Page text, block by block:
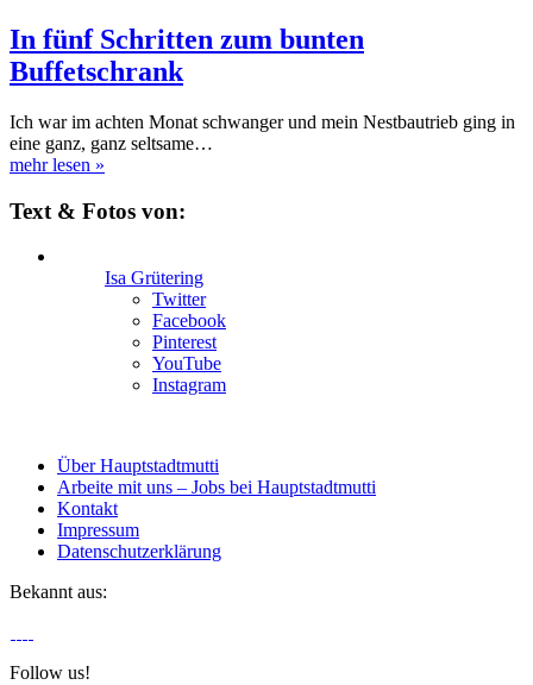
In fünf Schritten zum bunten
Buffetschrank
Ich war im achten Monat schwanger und mein Nestbautrieb ging in
eine ganz, ganz seltsame…
mehr lesen »
Text & Fotos von:
Isa Grütering
Twitter
Facebook
Pinterest
YouTube
Instagram
Über Hauptstadtmutti
Arbeite mit uns – Jobs bei Hauptstadtmutti
Kontakt
Impressum
Datenschutzerklärung
Bekannt aus:
Follow us!